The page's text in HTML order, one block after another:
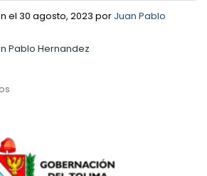
el 30 agosto, 2023 por Juan Pablo
Pablo Hernandez